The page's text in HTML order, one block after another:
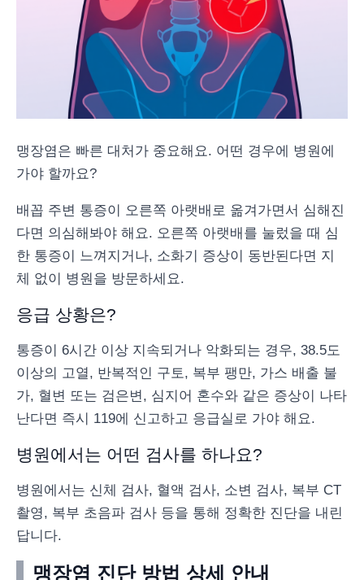
맹장염은 빠른 대처가 중요해요. 어떤 경우에 병원에
가야 할까요?
배꼽 주변 통증이 오른쪽 아랫배로 옮겨가면서 심해진
다면 의심해봐야 해요. 오른쪽 아랫배를 눌렀을 때 심
한 통증이 느껴지거나, 소화기 증상이 동반된다면 지
체 없이 병원을 방문하세요.
응급 상황은?
통증이 6시간 이상 지속되거나 악화되는 경우, 38.5도
이상의 고열, 반복적인 구토, 복부 팽만, 가스 배출 불
가, 혈변 또는 검은변, 심지어 혼수와 같은 증상이 나타
난다면 즉시 119에 신고하고 응급실로 가야 해요.
병원에서는 어떤 검사를 하나요?
병원에서는 신체 검사, 혈액 검사, 소변 검사, 복부 CT
촬영, 복부 초음파 검사 등을 통해 정확한 진단을 내린
답니다.
맹장염 진단 방법 상세 안내